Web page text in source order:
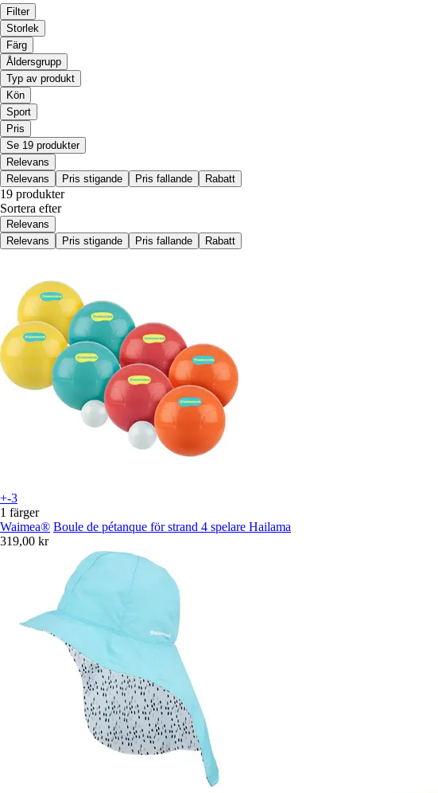
Filter
Storlek
Färg
Åldersgrupp
Typ av produkt
Kön
Sport
Pris
Se 19 produkter
Relevans
Relevans
Pris stigande Pris fallande Rabatt
19 produkter
Sortera efter
Relevans
Relevans
Pris stigande Pris fallande Rabatt
+-3
1 färger
Waimea® Boule de pétanque för strand 4 spelare Hailama
319,00 kr